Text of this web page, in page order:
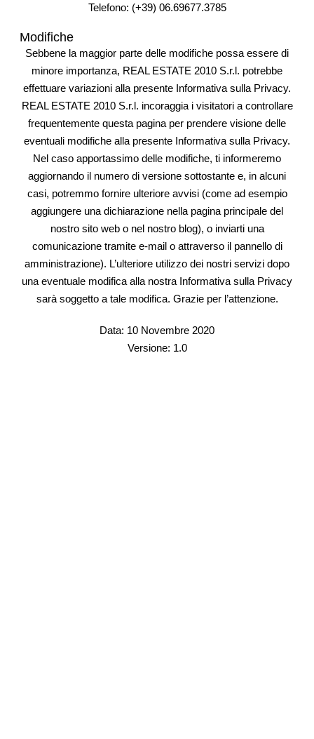
Telefono: (+39) 06.69677.3785
Modifiche
Sebbene la maggior parte delle modifiche possa essere di
minore importanza, REAL ESTATE 2010 S.r.l. potrebbe
effettuare variazioni alla presente Informativa sulla Privacy.
REAL ESTATE 2010 S.r.l. incoraggia i visitatori a controllare
frequentemente questa pagina per prendere visione delle
eventuali modifiche alla presente Informativa sulla Privacy.
Nel caso apportassimo delle modifiche, ti informeremo
aggiornando il numero di versione sottostante e, in alcuni
casi, potremmo fornire ulteriore avvisi (come ad esempio
aggiungere una dichiarazione nella pagina principale del
nostro sito web o nel nostro blog), o inviarti una
comunicazione tramite e-mail o attraverso il pannello di
amministrazione). L’ulteriore utilizzo dei nostri servizi dopo
una eventuale modifica alla nostra Informativa sulla Privacy
sarà soggetto a tale modifica. Grazie per l’attenzione.
Data: 10 Novembre 2020
Versione: 1.0